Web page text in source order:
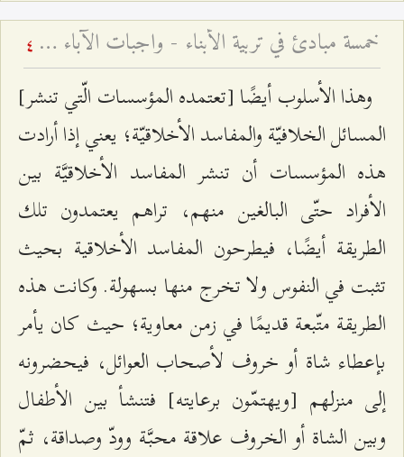
خمسة مبادئ في تربية الأبناء - واجبات الآباء في تربية الأطفال ۱ 4
وهذا الأسلوب أيضًا [تعتمده المؤسسات الّتي تنشر]
المسائل الخلافيّة والمفاسد الأخلاقيّة؛ يعني إذا أرادت
هذه المؤسسات أن تنشر المفاسد الأخلاقيَّة بين
الأفراد حتّى البالغين منهم، تراهم يعتمدون تلك
الطريقة أيضًا، فيطرحون المفاسد الأخلاقية بحيث
تثبت في النفوس ولا تخرج منها بسهولة. وكانت هذه
الطريقة متّبعة قديمًا في زمن معاوية؛ حيث كان يأمر
بإعطاء شاة أو خروف لأصحاب العوائل، فيحضرونه
إلى منزلهم [ويهتمّون برعايته] فتنشأ بين الأطفال
وبين الشاة أو الخروف علاقة محبَّة وودّ وصداقة، ثمّ